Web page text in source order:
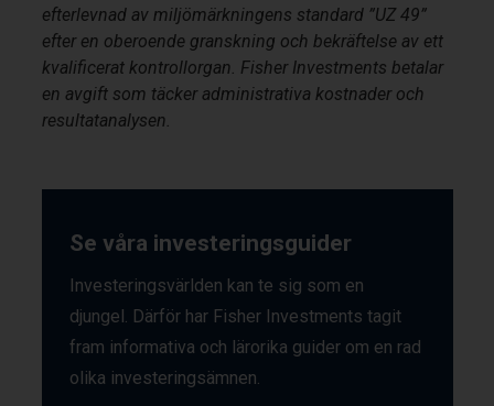
efterlevnad av miljömärkningens standard ”UZ 49”
efter en oberoende granskning och bekräftelse av ett
kvalificerat kontrollorgan. Fisher Investments betalar
en avgift som täcker administrativa kostnader och
resultatanalysen.
Se våra investeringsguider
Investeringsvärlden kan te sig som en
djungel. Därför har Fisher Investments tagit
fram informativa och lärorika guider om en rad
olika investeringsämnen.